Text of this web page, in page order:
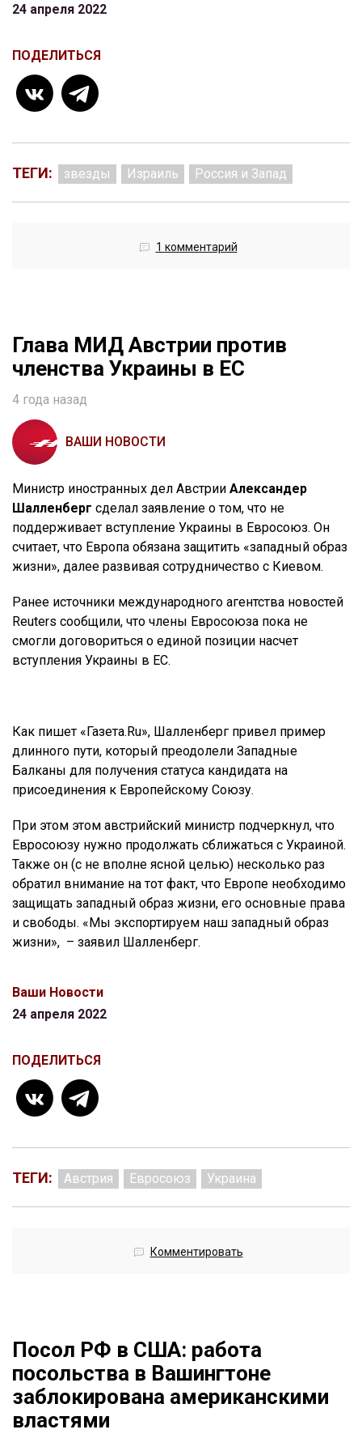
24 апреля 2022
ПОДЕЛИТЬСЯ
ТЕГИ: звезды Израиль Россия и Запад
1 комментарий
Глава МИД Австрии против
членства Украины в ЕС
4 года назад
ВАШИ НОВОСТИ
Министр иностранных дел Австрии Александер
Шалленберг сделал заявление о том, что не
поддерживает вступление Украины в Евросоюз. Он
считает, что Европа обязана защитить «западный образ
жизни», далее развивая сотрудничество с Киевом.
Ранее источники международного агентства новостей
Reuters сообщили, что члены Евросоюза пока не
смогли договориться о единой позиции насчет
вступления Украины в ЕС.
Как пишет «Газета.Ru», Шалленберг привел пример
длинного пути, который преодолели Западные
Балканы для получения статуса кандидата на
присоединения к Европейскому Союзу.
При этом этом австрийский министр подчеркнул, что
Евросоюзу нужно продолжать сближаться с Украиной.
Также он (с не вполне ясной целью) несколько раз
обратил внимание на тот факт, что Европе необходимо
защищать западный образ жизни, его основные права
и свободы. «Мы экспортируем наш западный образ
жизни», – заявил Шалленберг.
Ваши Новости
24 апреля 2022
ПОДЕЛИТЬСЯ
ТЕГИ: Австрия Евросоюз Украина
Комментировать
Посол РФ в США: работа
посольства в Вашингтоне
заблокирована американскими
властями